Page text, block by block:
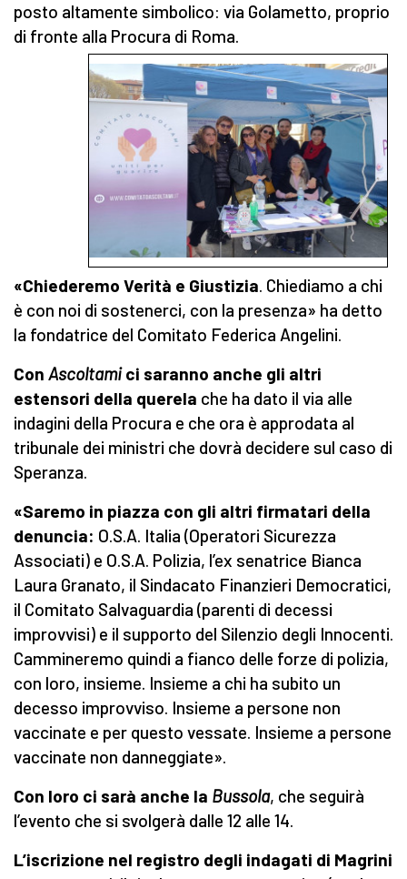
posto altamente simbolico: via Golametto, proprio
di fronte alla Procura di Roma.
«Chiederemo Verità e Giustizia. Chiediamo a chi
è con noi di sostenerci, con la presenza» ha detto
la fondatrice del Comitato Federica Angelini.
Con Ascoltamici saranno anche gli altri
estensori della querela che ha dato il via alle
indagini della Procura e che ora è approdata al
tribunale dei ministri che dovrà decidere sul caso di
Speranza.
«Saremo in piazza con gli altri firmatari della
denuncia: O.S.A. Italia (Operatori Sicurezza
Associati) e O.S.A. Polizia, l’ex senatrice Bianca
Laura Granato, il Sindacato Finanzieri Democratici,
il Comitato Salvaguardia (parenti di decessi
improvvisi) e il supporto del Silenzio degli Innocenti.
Cammineremo quindi a fianco delle forze di polizia,
con loro, insieme. Insieme a chi ha subito un
decesso improvviso. Insieme a persone non
vaccinate e per questo vessate. Insieme a persone
vaccinate non danneggiate».
Con loro ci sarà anche la Bussola, che seguirà
l’evento che si svolgerà dalle 12 alle 14.
L’iscrizione nel registro degli indagati di Magrini